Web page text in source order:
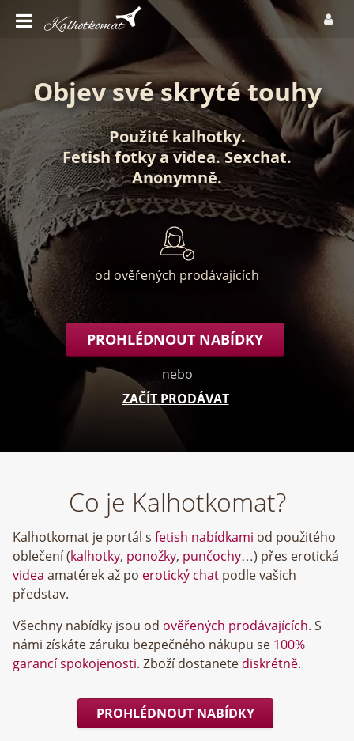
Objev své skryté touhy
Použité kalhotky.
Fetish fotkyavidea.Sexchat.
Anonymně.
od ověřených prodávajících
PROHLÉDNOUT NABÍDKY
nebo
ZAČÍT PRODÁVAT
Co je Kalhotkomat?
Kalhotkomat je portál s fetish nabídkami od použitého
oblečení (kalhotky, ponožky, punčochy…) přes erotická
videa amatérek až po erotický chat podle vašich
představ.
Všechny nabídky jsou od ověřených prodávajících. S
námi získáte záruku bezpečného nákupu se 100%
garancí spokojenosti. Zboží dostanete diskrétně.
PROHLÉDNOUT NABÍDKY